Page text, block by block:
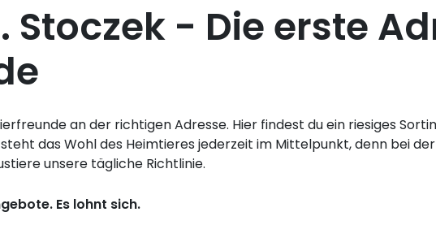
Stoczek - Die erste
an der richtigen Adresse. Hier findest du ein riesiges
das Wohl des Heimtieres jederzeit im Mittelpunkt, denn bei
unsere tägliche Richtlinie.
Es lohnt sich.